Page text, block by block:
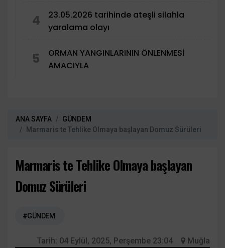
4
23.05.2026 tarihinde ateşli silahla
yaralama olayı
5
ORMAN YANGINLARININ ÖNLENMESİ
AMACIYLA
ANA SAYFA
GÜNDEM
Marmaris te Tehlike Olmaya başlayan Domuz Sürüleri
Marmaris te Tehlike Olmaya başlayan
Domuz Sürüleri
#GÜNDEM
Tarih: 04 Eylül, 2025, Perşembe 23:04 Muğla